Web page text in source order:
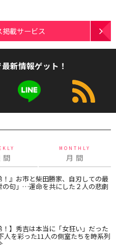
掲載サービス
新情報ゲット！
間
MONTHLY
月 間
！』お市と柴田勝家、自刃しての最
の句」…運命を共にした２人の悲劇
！】秀吉は本当に「女狂い」だった
人を彩った11人の側室たちを時系列